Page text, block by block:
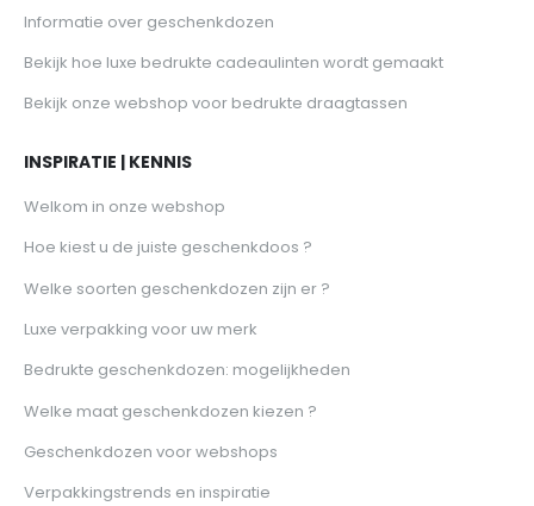
Informatie over geschenkdozen
Bekijk hoe luxe bedrukte cadeaulinten wordt gemaakt
Bekijk onze webshop voor bedrukte draagtassen
INSPIRATIE | KENNIS
Welkom in onze webshop
Hoe kiest u de juiste geschenkdoos ?
Welke soorten geschenkdozen zijn er ?
Luxe verpakking voor uw merk
Bedrukte geschenkdozen: mogelijkheden
Welke maat geschenkdozen kiezen ?
Geschenkdozen voor webshops
Verpakkingstrends en inspiratie